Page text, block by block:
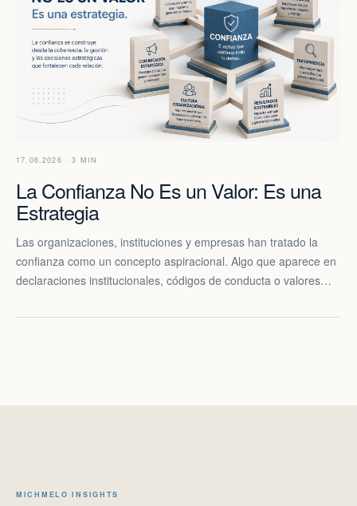
17.06.2026 · 3 MIN
La Confianza No Es un Valor: Es una
Estrategia
Las organizaciones, instituciones y empresas han tratado la
confianza como un concepto aspiracional. Algo que aparece en
declaraciones institucionales, códigos de conducta o valores…
MICHMELO INSIGHTS